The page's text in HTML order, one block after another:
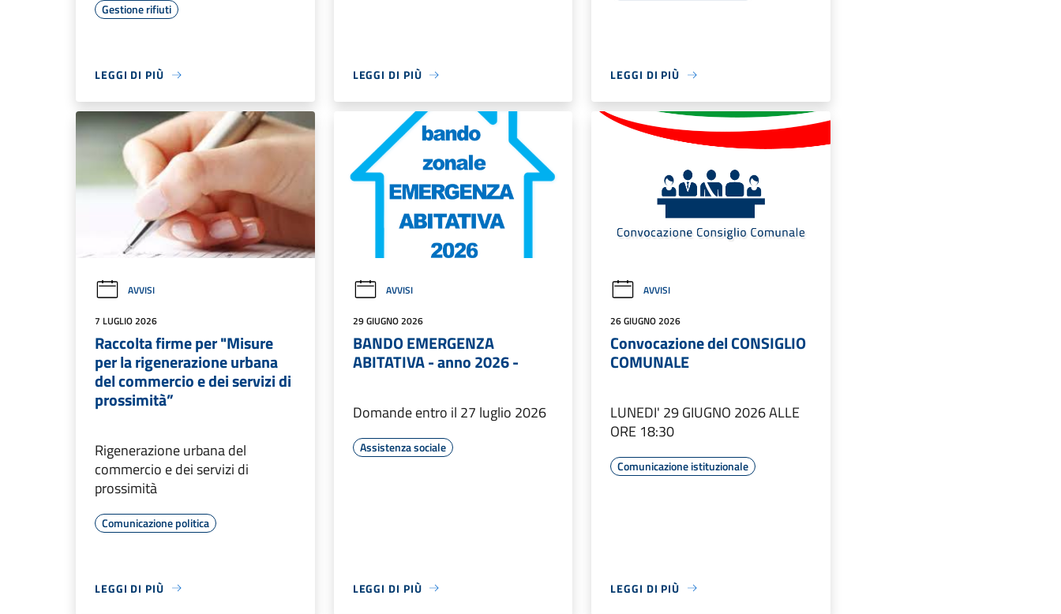
Gestione rifiuti
LEGGI DI PIÙ LEGGI DI PIÙ LEGGI DI PIÙ
AVVISI
7 LUGLIO 2026
Raccolta firme per "Misure
per la rigenerazione urbana
del commercio e dei servizi di
prossimità”
Rigenerazione urbana del
commercio e dei servizi di
prossimità
Comunicazione politica
LEGGI DI PIÙ
AVVISI
29 GIUGNO 2026
BANDO EMERGENZA
ABITATIVA - anno 2026 -
Domande entro il 27 luglio 2026
Assistenza sociale
LEGGI DI PIÙ
AVVISI
26 GIUGNO 2026
Convocazione del CONSIGLIO
COMUNALE
LUNEDI' 29 GIUGNO 2026 ALLE
ORE 18:30
Comunicazione istituzionale
LEGGI DI PIÙ